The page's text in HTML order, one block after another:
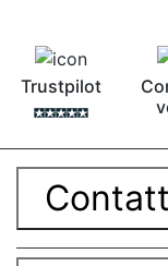
Trustpilot